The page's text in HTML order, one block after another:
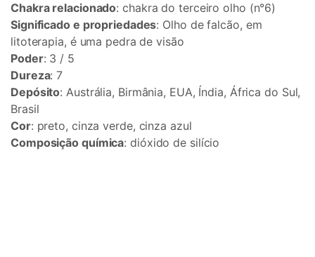
Chakra relacionado: chakra do terceiro olho (n°6)
Significado e propriedades: Olho de falcão, em
litoterapia, é uma pedra de visão
Poder: 3 / 5
Dureza: 7
Depósito: Austrália, Birmânia, EUA, Índia, África do Sul,
Brasil
Cor: preto, cinza verde, cinza azul
Composição química: dióxido de silício